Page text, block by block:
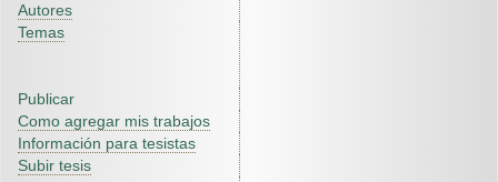
Autores
Temas
Publicar
Como agregar mis trabajos
Información para tesistas
Subir tesis